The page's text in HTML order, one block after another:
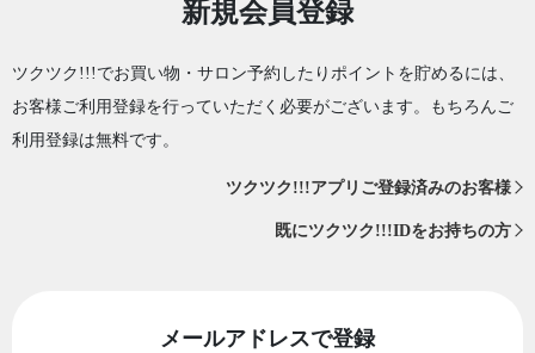
新規会員登録
ツクツク!!!でお買い物・サロン予約したりポイントを貯めるには、
お客様ご利用登録を行っていただく必要がございます。もちろんご
利用登録は無料です。
ツクツク!!!アプリご登録済みのお客様
既にツクツク!!!IDをお持ちの方
メールアドレスで登録